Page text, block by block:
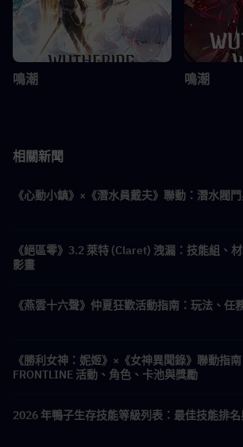
鳴潮 鳴潮
相關新聞
《心動小鎮》×《潛水員戴夫》聯動：潛水閥
《絕區零》3.2 萊特 (Claret) 洩漏：技能組、
影畫
《燕雲十六聲》仲夏狂歡活動指南：玩法、任
《勝利女神：妮姬》×《女神異聞錄》聯動指南
FRONTLINE 活動、角色、卡池與獎勵
2026 年鴨子生存技能等級列表：最佳技能排